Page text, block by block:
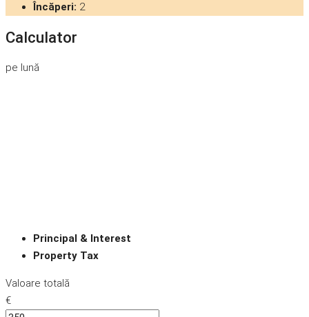
Încăperi: 2
Calculator
pe lună
Principal & Interest
Property Tax
Valoare totală
€